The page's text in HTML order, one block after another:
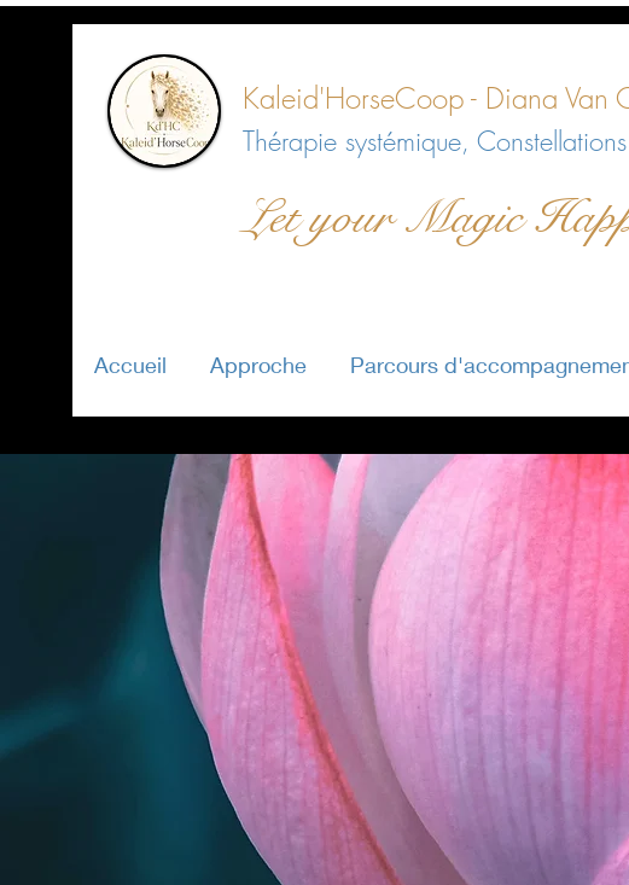
Kaleid'HorseCoop - Diana Van
Thérapie systémique,
Let your Magic
Accueil Approche Parcours